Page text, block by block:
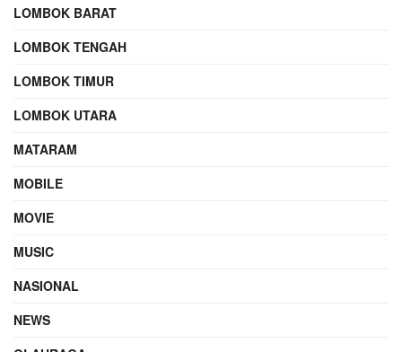
LOMBOK BARAT
LOMBOK TENGAH
LOMBOK TIMUR
LOMBOK UTARA
MATARAM
MOBILE
MOVIE
MUSIC
NASIONAL
NEWS